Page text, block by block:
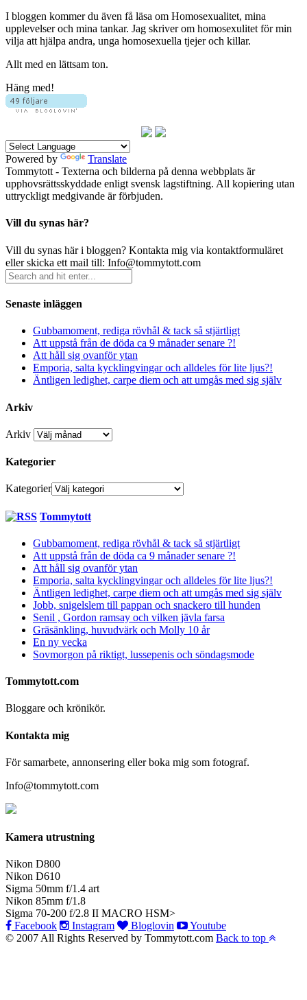
I bloggen kommer du även få läsa om Homosexualitet, mina
upplevelser och mina tankar. Jag skriver om homosexulitet för min
vilja att hjälpa andra, unga homosexuella tjejer och killar.
Allt med en lättsam ton.
Häng med!
Powered by
Translate
Tommytott - Texterna och bilderna på denna webbplats är
upphovsrättsskyddade enligt svensk lagstiftning. All kopiering utan
uttryckligt medgivande är förbjuden.
Vill du synas här?
Vill du synas här i bloggen? Kontakta mig via kontaktformuläret
eller skicka ett mail till: Info@tommytott.com
Senaste inläggen
Gubbamoment, rediga rövhål & tack så stjärtligt
Att uppstå från de döda ca 9 månader senare ?!
Att håll sig ovanför ytan
Emporia, salta kycklingvingar och alldeles för lite ljus?!
Äntligen ledighet, carpe diem och att umgås med sig själv
Arkiv
Arkiv
Kategorier
Kategorier
Tommytott
Gubbamoment, rediga rövhål & tack så stjärtligt
Att uppstå från de döda ca 9 månader senare ?!
Att håll sig ovanför ytan
Emporia, salta kycklingvingar och alldeles för lite ljus?!
Äntligen ledighet, carpe diem och att umgås med sig själv
Jobb, snigelslem till pappan och snackero till hunden
Senil , Gordon ramsay och vilken jävla farsa
Gräsänkling, huvudvärk och Molly 10 år
En ny vecka
Sovmorgon på riktigt, lussepenis och söndagsmode
Tommytott.com
Bloggare och krönikör.
Kontakta mig
För samarbete, annonsering eller boka mig som fotograf.
Info@tommytott.com
Kamera utrustning
Nikon D800
Nikon D610
Sigma 50mm f/1.4 art
Nikon 85mm f/1.8
Sigma 70-200 f/2.8 II MACRO HSM>
Facebook
Instagram Bloglovin
Youtube
© 2007 All Rights Reserved by Tommytott.com Back to top